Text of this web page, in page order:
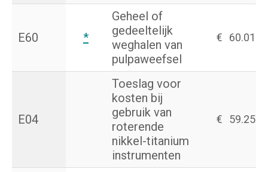
E60 *
Geheel of
gedeeltelijk
weghalen van
pulpaweefsel
€ 60.01
E04
Toeslag voor
kosten bij
gebruik van
roterende
nikkel-titanium
instrumenten
€ 59.25